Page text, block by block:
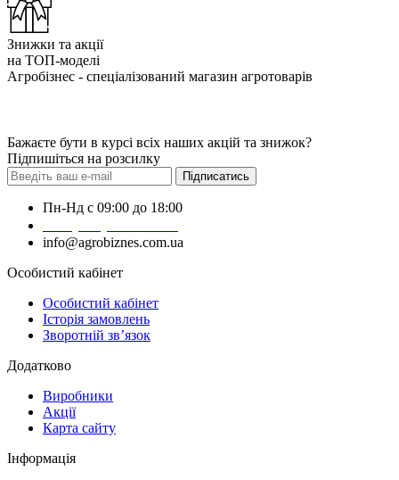
Знижки та акції
на ТОП-моделі
Агробізнес - спеціалізований магазин агротоварів
Бажаєте бути в курсі всіх наших акцій та знижок?
Підпишіться на розсилку
Підписатись
Пн-Нд с 09:00 до 18:00
info@agrobiznes.com.ua
Особистий кабінет
Особистий кабінет
Історія замовлень
Зворотній зв’язок
Додатково
Виробники
Акції
Карта сайту
Інформація